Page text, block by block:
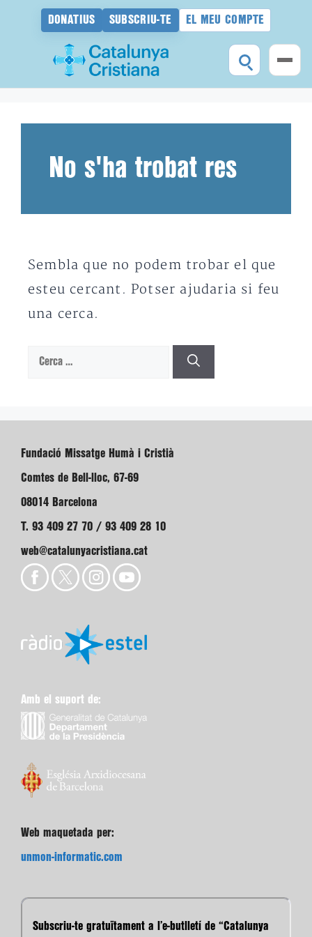
DONATIUS SUBSCRIU-TE EL MEU COMPTE
No s'ha trobat res
Sembla que no podem trobar el que
esteu cercant. Potser ajudaria si feu
una cerca.
Cerca:
Fundació Missatge Humà i Cristià
Comtes de Bell-lloc, 67-69
08014 Barcelona
T. 93 409 27 70 / 93 409 28 10
web@catalunyacristiana.cat
Amb el suport de:
Web maquetada per:
unmon-informatic.com
Subscriu-te gratuïtament a l’e-butlletí de “Catalunya